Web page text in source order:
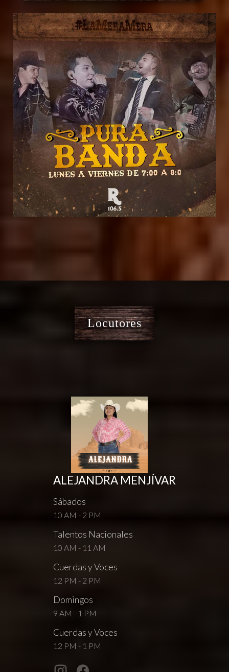
Locutores
ALEJANDRA MENJÍVAR
Sábados
10 AM - 2 PM
Talentos Nacionales
10 AM - 11 AM
Cuerdas y Voces
12 PM - 2 PM
Domingos
9 AM - 1 PM
Cuerdas y Voces
12 PM - 1 PM